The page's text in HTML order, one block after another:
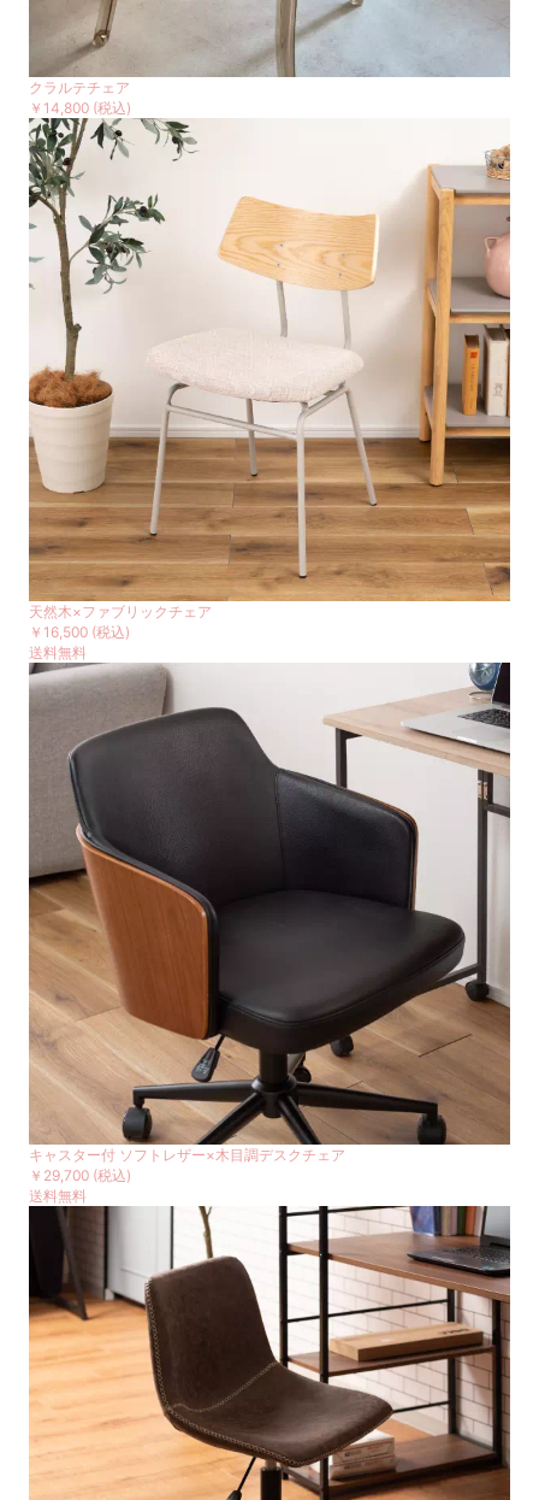
クラルテチェア
￥14,800 (税込)
天然木×ファブリックチェア
￥16,500 (税込)
送料無料
キャスター付 ソフトレザー×木目調デスクチェア
￥29,700 (税込)
送料無料